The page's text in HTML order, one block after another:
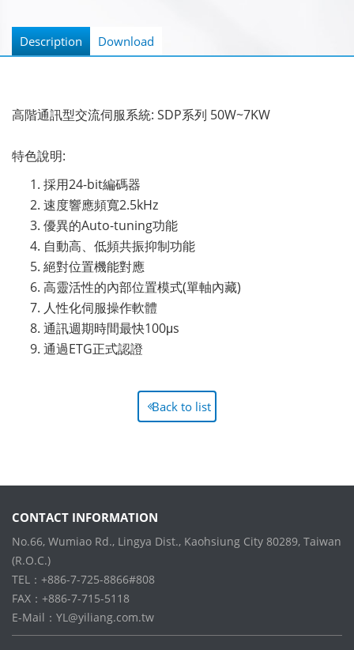
Description Download
高階通訊型交流伺服系統: SDP系列 50W~7KW
特色說明:
採用24-bit編碼器
速度響應頻寬2.5kHz
優異的Auto-tuning功能
自動高、低頻共振抑制功能
絕對位置機能對應
高靈活性的內部位置模式(單軸內藏)
人性化伺服操作軟體
通訊週期時間最快100μs
通過ETG正式認證
Back to list
CONTACT INFORMATION
No.66, Wumiao Rd., Lingya Dist., Kaohsiung City 80289, Taiwan
(R.O.C.)
TEL：+886-7-725-8866#808
FAX：+886-7-715-5118
E-Mail： YL@yiliang.com.tw